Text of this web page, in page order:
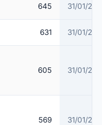
645 31/01/
631 31/01/
605 31/01/
569 31/01/